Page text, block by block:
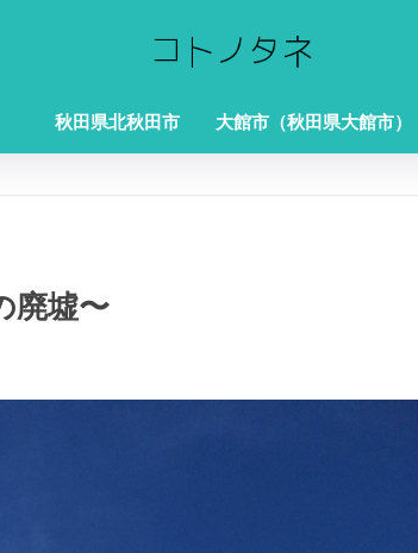
秋田県北秋田市 大館市（秋田県大館市）
廃墟〜